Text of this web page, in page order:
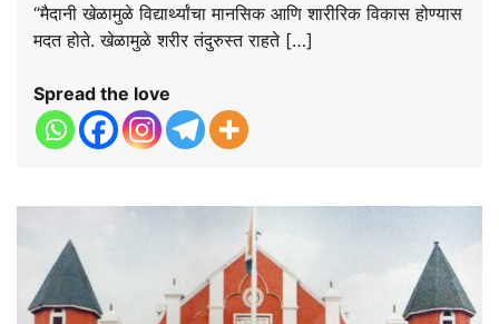
“मैदानी खेळामुळे विद्यार्थ्यांचा मानसिक आणि शारीरिक विकास होण्यास
मदत होते. खेळामुळे शरीर तंदुरुस्त राहते […]
Spread the love